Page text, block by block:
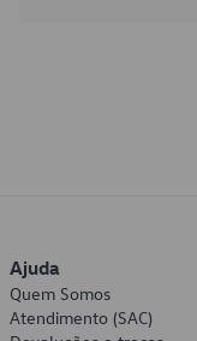
Ajuda
Quem Somos
Atendimento (SAC)